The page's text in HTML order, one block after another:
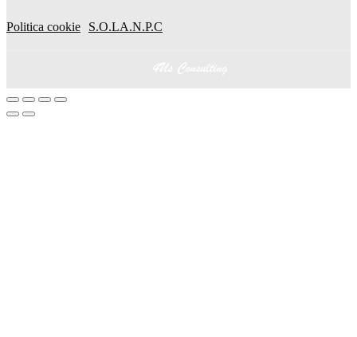
Politica cookie S.O.LA.N.P.C